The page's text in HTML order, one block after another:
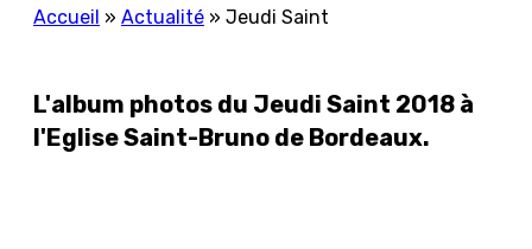
Accueil » Actualité » Jeudi Saint
L'album photos du Jeudi Saint 2018 à
l'Eglise Saint-Bruno de Bordeaux.